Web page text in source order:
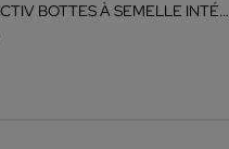
SCHOLL GEL ACTIV BOTTES À SEMELLE INTÉRIEURE ET BOTTINES POUR FEMMES